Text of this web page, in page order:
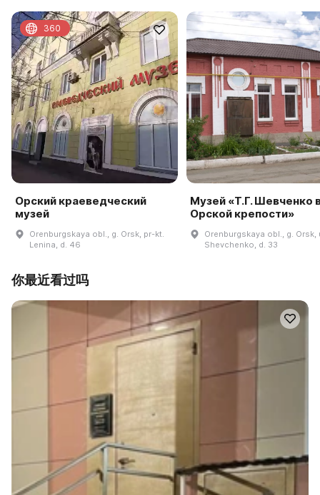
Орский краеведческий
музей
Orenburgskaya obl., g. Orsk, pr-kt.
Lenina, d. 46
360
Музей «Т.Г. Шевченко
Орской крепости»
Orenburgskaya obl., g. Orsk,
Shevchenko, d. 33
你最近看过吗